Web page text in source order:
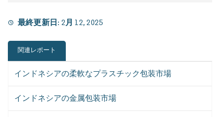
最終更新日: 2月 12, 2025
関連レポート
インドネシアの柔軟なプラスチック包装市場
インドネシアの金属包装市場